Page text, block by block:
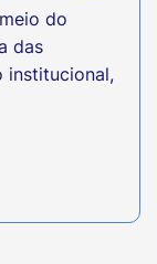
do
das
institucional,